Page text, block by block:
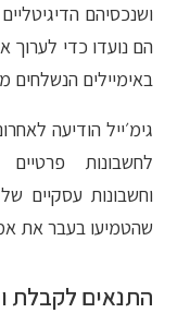
ושנכסיהם
הם נועדו כדי לערוך
באימיילים הנשלחים
גימ׳ייל הודיעה
שהטמיעו בעבר את
התנאים לקבלת